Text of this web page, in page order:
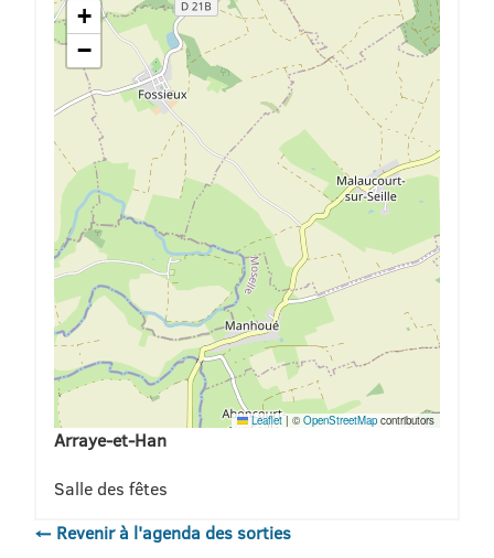
+
−
Leaflet | ©OpenStreetMap contributors
Arraye-et-Han
Salle des fêtes
← Revenir à l'agenda des sorties